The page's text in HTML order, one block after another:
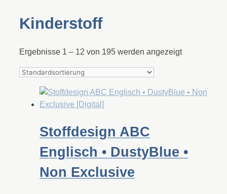
Kinderstoff
Ergebnisse 1 – 12 von 195 werden angezeigt
Stoffdesign ABC
Englisch • DustyBlue •
Non Exclusive